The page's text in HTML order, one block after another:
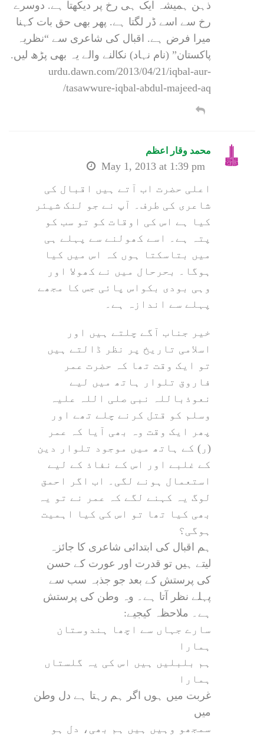
ذہن ہمیشہ ایک ہی رخ پر دیکھتا ہے. دوسرے
رخ سے اسے ڈر لگتا ہے. پھر بھی حق بات کہنا
میرا فرض ہے. اقبال کی شاعری سے “نظریہ
پاکستان” (نام نہاد) نکالنے والے یہ بھی پڑھ لیں.
urdu.dawn.com/2013/04/21/iqbal-aur-
tasawwure-iqbal-abdul-majeed-aq/
محمد وقار اعظم
May 1, 2013 at 1:39 pm
اعلی حضرت اب آتے ہیں اقبال کی
شاعری کی طرف۔ آپ نے جو لنک شیئر
کیا ہے اس کی اوقات کو تو سب کو
پتہ ہے۔ اسے کھولنے سے پہلے ہی
میں بتاسکتا ہوں کہ اس میں کیا
ہوگا۔ بحرحال میں نے کھولا اور
وہی بودی بکواس پائی جس کا مجھے
پہلے سے اندازہ ہے۔
خیر جناب آگے چلتے ہیں اور
اسلامی تاریخ پر نظر ڈالتے ہیں
تو ایک وقت تھا کہ حضرت عمر
فاروق تلوار ہاتھ میں لیے
نعوذباللہ نبی صلی اللہ علیہ
وسلم کو قتل کرنے چلے تھے اور
پھر ایک وقت وہ بھی آیا کہ عمر
(ر) کے ہاتھ میں موجود تلوار دین
کے غلبے اور اس کے نفاذ کے لیے
استعمال ہونے لگی۔ اب اگر احمق
لوگ یہ کہنے لگے کہ عمر نے تو یہ
بھی کیا تھا تو اس کی کیا اہمیت
ہوگی؟
ہم اقبال کی ابتدائی شاعری کا جائزہ
لیتے ہیں تو قدرت اور عورت کے حسن
کی پرستش کے بعد جو جذبہ سب سے
پہلے نظر آتا ہے۔ وہ وطن کی پرستش
ہے۔ ملاحظہ کیجیے:
سارے جہاں سے اچھا ہندوستان
ہمارا
ہم بلبلیں ہیں اس کی یہ گلستاں
ہمارا
غربت میں ہوں اگر ہم رہتا ہے دل وطن
میں
سمجھو وہیں ہیں ہم بھی، دل ہو